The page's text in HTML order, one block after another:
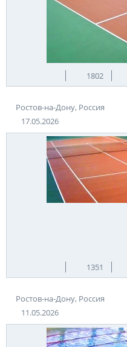
1802
Ростов-на-Дону, Россия
17.05.2026
1351
Ростов-на-Дону, Россия
11.05.2026